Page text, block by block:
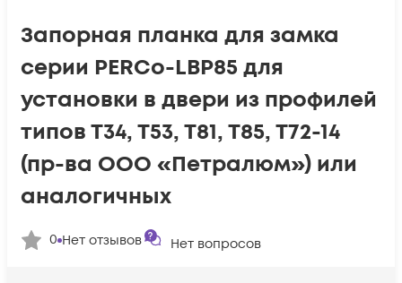
Запорная планка для замка
серии PERCo-LBP85 для
установки в двери из профилей
типов Т34, Т53, Т81, Т85, Т72-14
(пр-ва ООО «Петралюм») или
аналогичных
0 Нет отзывов Нет вопросов